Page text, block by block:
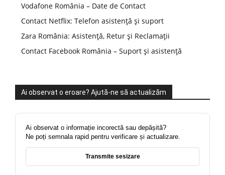
Vodafone România – Date de Contact
Contact Netflix: Telefon asistență și suport
Zara România: Asistență, Retur și Reclamații
Contact Facebook România – Suport și asistență
Ai observat o eroare? Ajută-ne să actualizăm
Ai observat o informație incorectă sau depășită?
Ne poți semnala rapid pentru verificare și actualizare.
Transmite sesizare